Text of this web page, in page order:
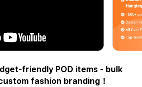
friendly POD items - bulk
fashion branding！